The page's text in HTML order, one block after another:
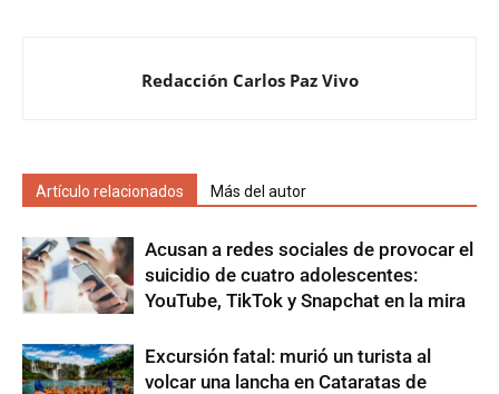
Redacción Carlos Paz Vivo
Artículo relacionados Más del autor
Acusan a redes sociales de provocar el
suicidio de cuatro adolescentes:
YouTube, TikTok y Snapchat en la mira
Excursión fatal: murió un turista al
volcar una lancha en Cataratas de